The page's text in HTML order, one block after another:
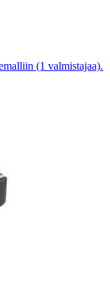
(1 valmistajaa).